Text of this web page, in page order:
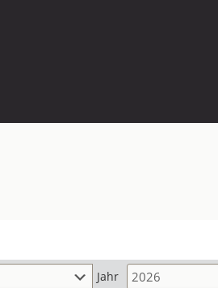
Jahr
Besuch und darauf, Sie